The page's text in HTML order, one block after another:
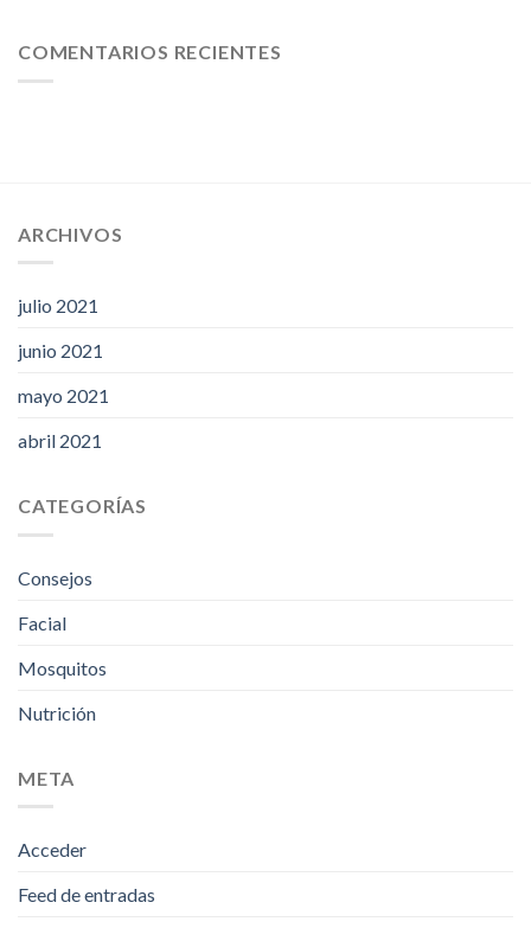
COMENTARIOS RECIENTES
ARCHIVOS
julio 2021
junio 2021
mayo 2021
abril 2021
CATEGORÍAS
Consejos
Facial
Mosquitos
Nutrición
META
Acceder
Feed de entradas